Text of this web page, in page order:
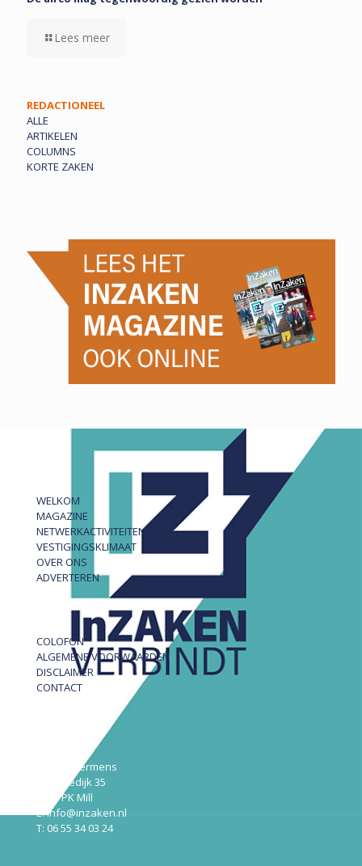
Lees meer
REDACTIONEEL
ALLE
ARTIKELEN
COLUMNS
KORTE ZAKEN
WELKOM
MAGAZINE
NETWERKACTIVITEITEN
VESTIGINGSKLIMAAT
OVER ONS
ADVERTEREN
COLOFON
ALGEMENE VOORWAARDEN
DISCLAIMER
CONTACT
Robert Hermens
Udensedijk 35
5451 PK Mill
E: info@inzaken.nl
T: 06 55 34 03 24